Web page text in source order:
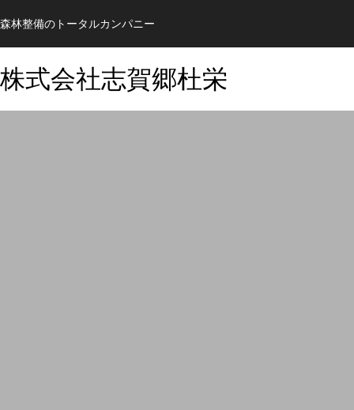
森林整備のトータルカンパニー
株式会社志賀郷杜栄